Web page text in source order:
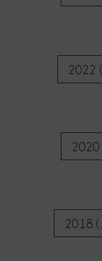
2022
2020
2018